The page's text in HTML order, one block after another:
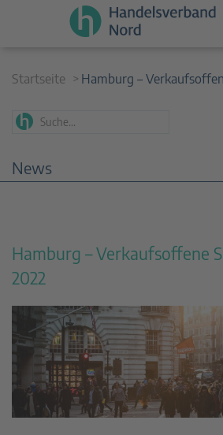
Startseite Hamburg –
News
Hamburg – Verkaufsoffene
2022